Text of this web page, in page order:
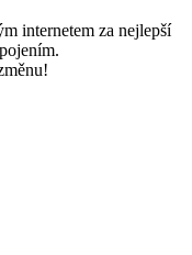
internetem za nejlepší